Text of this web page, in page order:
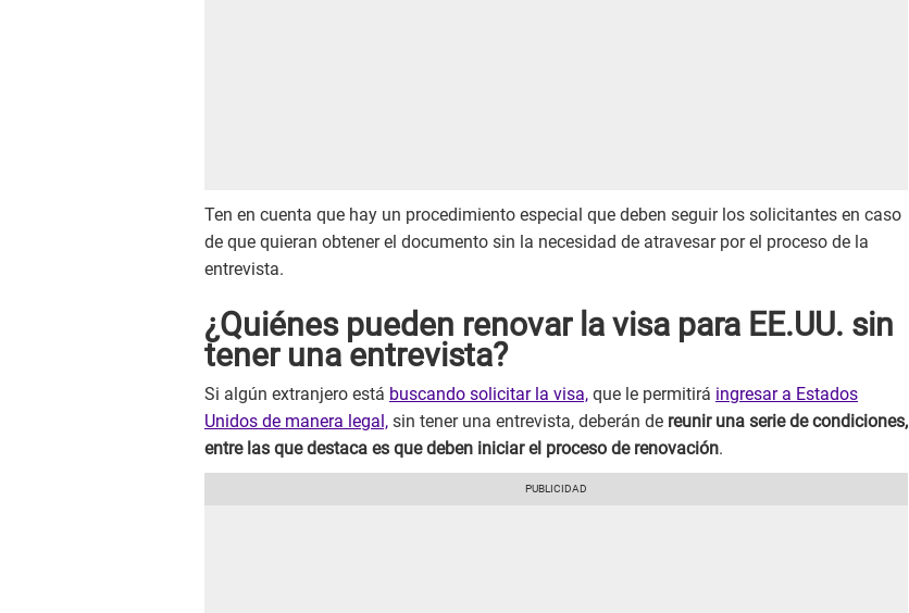
Ten en cuenta que hay un procedimiento especial que deben seguir los solicitantes en caso
de que quieran obtener el documento sin la necesidad de atravesar por el proceso de la
entrevista.
¿Quiénes pueden renovar la visa para EE.UU. sin
tener una entrevista?
Si algún extranjero está buscando solicitar la visa, que le permitirá ingresar a Estados
Unidos de manera legal, sin tener una entrevista, deberán de reunir una serie de condiciones,
entre las que destaca es que deben iniciar el proceso de renovación.